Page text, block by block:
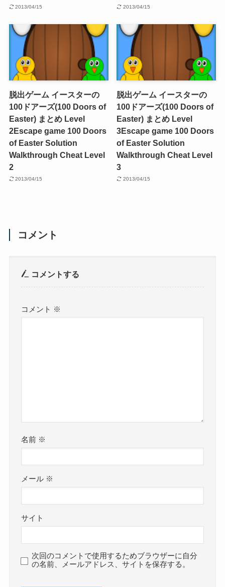
2013/04/15 2013/04/15
脱出ゲーム イースターの
100ドアーズ(100 Doors of
Easter) まとめ Level
2Escape game 100 Doors
of Easter Solution
Walkthrough Cheat Level
2
2013/04/15
脱出ゲーム イースターの
100ドアーズ(100 Doors of
Easter) まとめ Level
3Escape game 100 Doors
of Easter Solution
Walkthrough Cheat Level
3
2013/04/15
コメント
コメントする
コメント ※
名前 ※
メール ※
サイト
次回のコメントで使用するためブラウザーに自分
の名前、メールアドレス、サイトを保存する。